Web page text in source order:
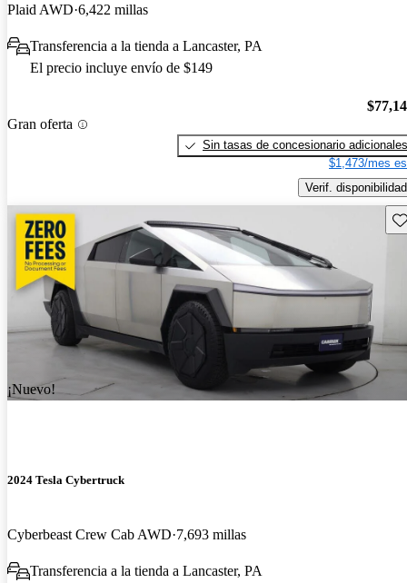
Plaid AWD 6,422 millas
Transferencia a la tienda a Lancaster, PA
El precio incluye envío de $149
Gran oferta
Sin tasas de concesionario adicionales
$1,473/mes
Verif. disponibilidad
¡Nuevo!
2024 Tesla Cybertruck
Cyberbeast Crew Cab AWD 7,693 millas
Transferencia a la tienda a Lancaster, PA